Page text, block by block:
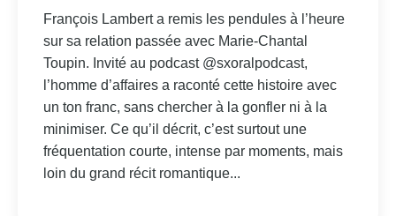
François Lambert a remis les pendules à l’heure
sur sa relation passée avec Marie-Chantal
Toupin. Invité au podcast @sxoralpodcast,
l’homme d’affaires a raconté cette histoire avec
un ton franc, sans chercher à la gonfler ni à la
minimiser. Ce qu’il décrit, c’est surtout une
fréquentation courte, intense par moments, mais
loin du grand récit romantique...